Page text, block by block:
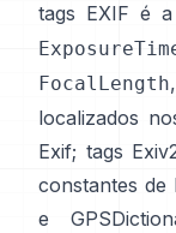
tags EXIF é
FocalLength,
localizados
Exif; tags
constantes de
e